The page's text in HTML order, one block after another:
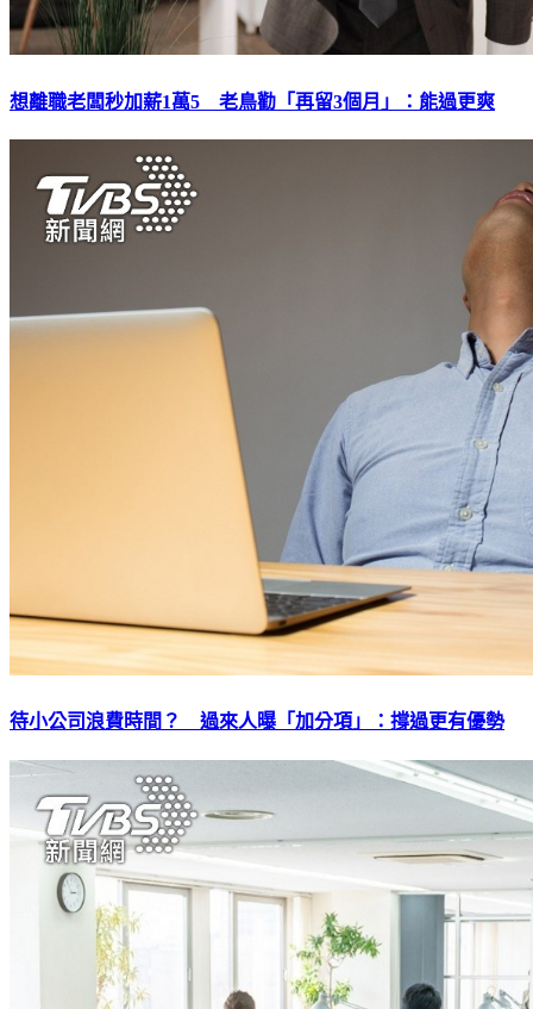
想離職老闆秒加薪1萬5 老鳥勸「再留3個月」：能過更爽
待小公司浪費時間？ 過來人曝「加分項」：撐過更有優勢